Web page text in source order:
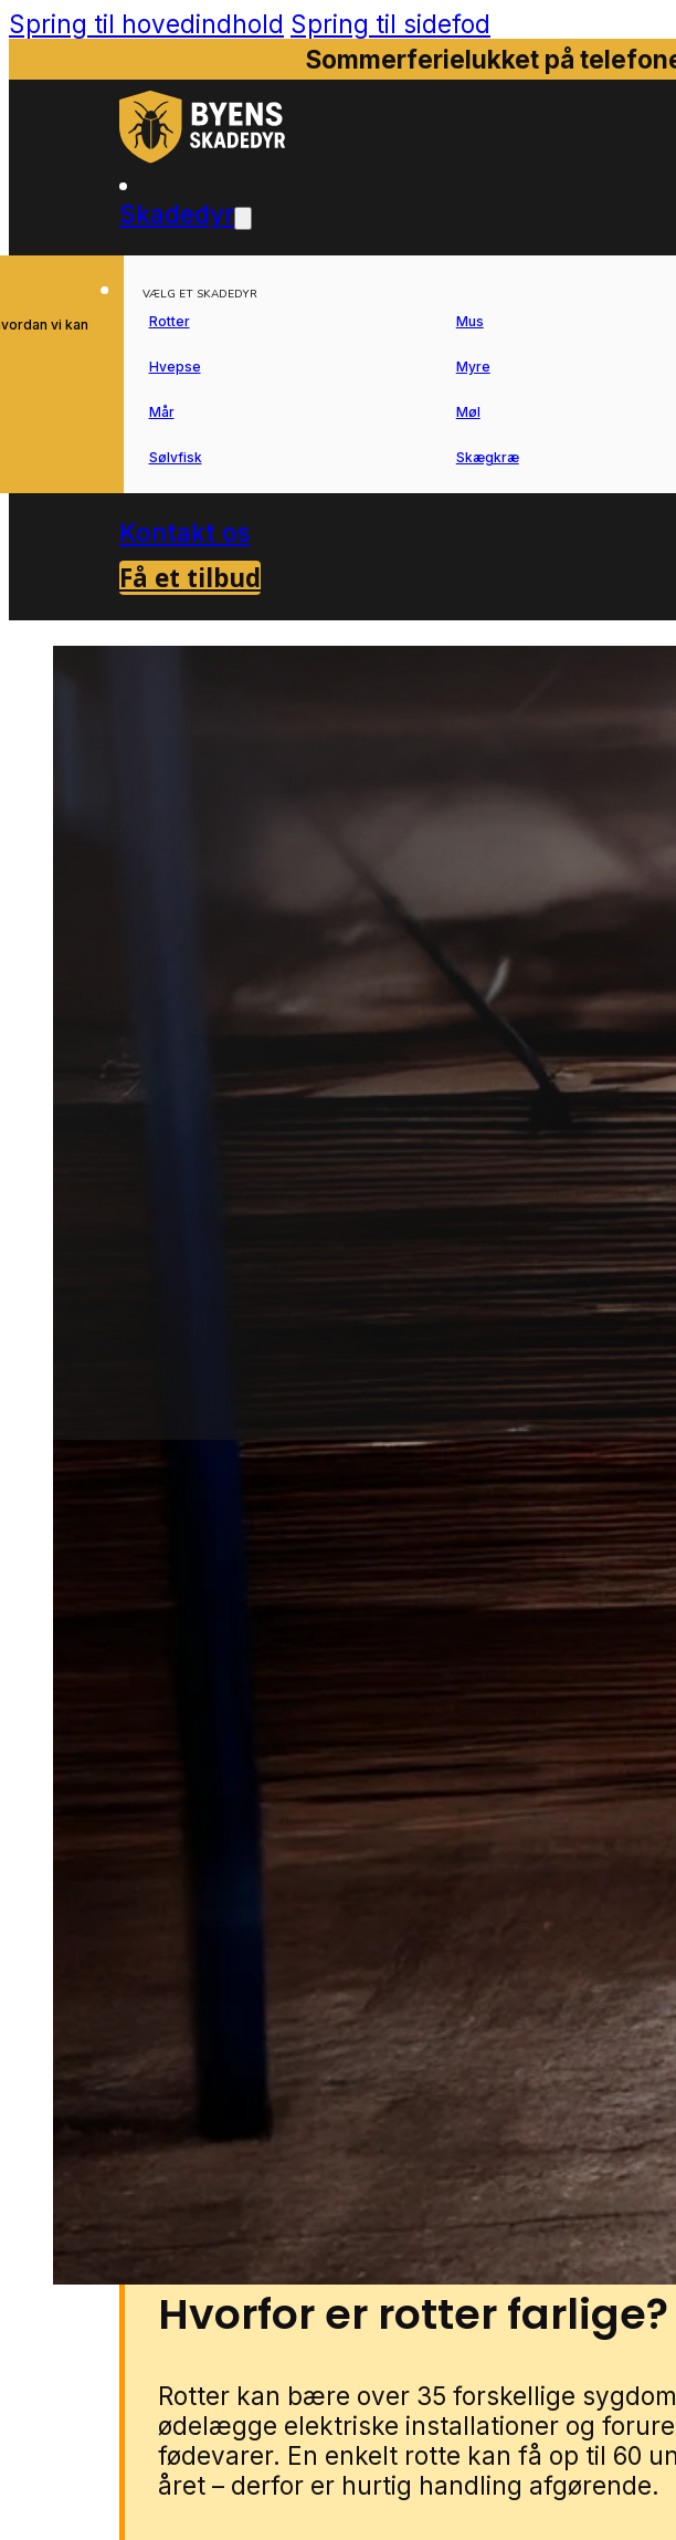
Spring til hovedindhold Spring til sidefod
Sommerferielukket på
Skadedyr
vi kan
VÆLG ET SKADEDYR
Rotter Mus
Hvepse Myre
Mår Møl
Sølvfisk Skægkræ
Kontakt os
Få et tilbud
Hanstholm
Effektiv rottebekæmpelse i Hanstholm med
Få hurtigt kontakt til en erfaren
landsdækkende partnernetværk.
Lokal bekæmpelse
i Hanstholm
Rotter kan skabe store gener for både boliger
virksomheder, hvis de først får fat. I
både tættere bebyggelse og mere åbne
rotter kan finde gode skjulesteder. Derfor er
I byen kan rotter både dukke op omkring ældre
boligkvarterer, nyere parcelhusområder og
erhvervsområder med lagerbygninger og
opbevaringshaller. Også haver med hække,
kompost eller mindre bygninger som skure,
udhuse kan blive berørt. Du kan få rottehjælp
gennem vores lokale partnere. Udfyld blot
forbinder vi dig med en rottebekæmper fra
Hvorfor er rotter farlige?
Rotter kan bære over 35 forskellige
ødelægge elektriske installationer og
fødevarer. En enkelt rotte kan få op til 60
året – derfor er hurtig handling afgørende.